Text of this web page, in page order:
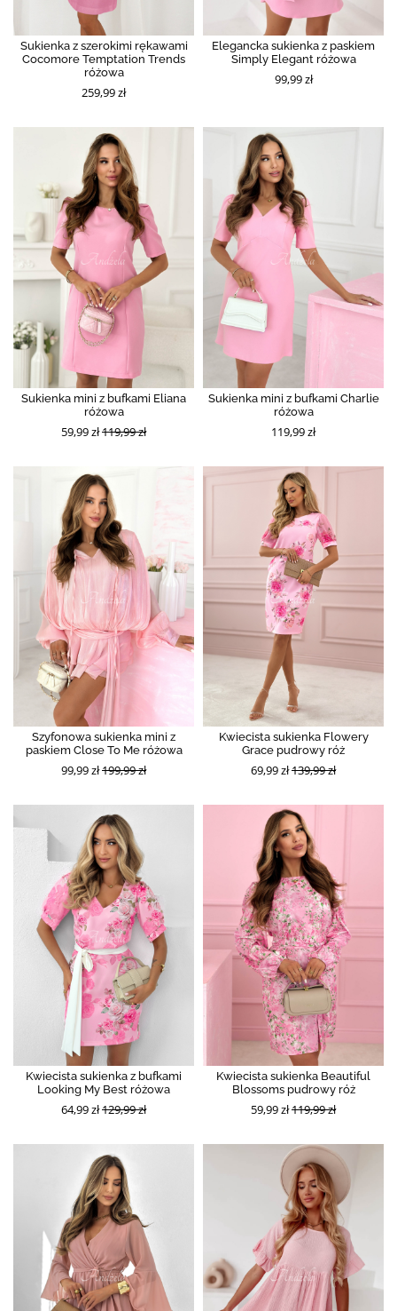
Sukienka z szerokimi rękawami
Cocomore Temptation Trends
różowa
259,99 zł
Elegancka sukienka z paskiem
Simply Elegant różowa
99,99 zł
Sukienka mini z bufkami Eliana
różowa
59,99 zł119,99 zł
Sukienka mini z bufkami Charlie
różowa
119,99 zł
Szyfonowa sukienka mini z
paskiem Close To Me różowa
99,99 zł199,99 zł
Kwiecista sukienka Flowery
Grace pudrowy róż
69,99 zł139,99 zł
Kwiecista sukienka z bufkami
Looking My Best różowa
64,99 zł129,99 zł
Kwiecista sukienka Beautiful
Blossoms pudrowy róż
59,99 zł119,99 zł